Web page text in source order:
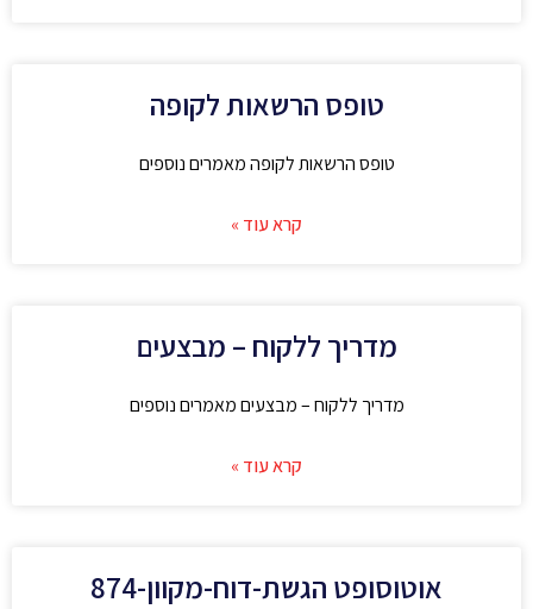
טופס הרשאות לקופה
טופס הרשאות לקופה מאמרים נוספים
קרא עוד »
מדריך ללקוח – מבצעים
מדריך ללקוח – מבצעים מאמרים נוספים
קרא עוד »
אוטוסופט הגשת-דוח-מקוון-874